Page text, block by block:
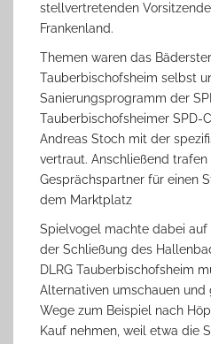
stellvertretenden
Frankenland.
Themen waren das
Tauberbischofsheim selbst
Sanierungsprogramm der
Tauberbischofsheimer SPD-
Andreas Stoch mit der
vertraut. Anschließend trafen
Gesprächspartner für einen
dem Marktplatz
Spielvogel machte dabei auf
der Schließung des
DLRG Tauberbischofsheim
Alternativen umschauen
Wege zum Beispiel nach
Kauf nehmen, weil etwa die